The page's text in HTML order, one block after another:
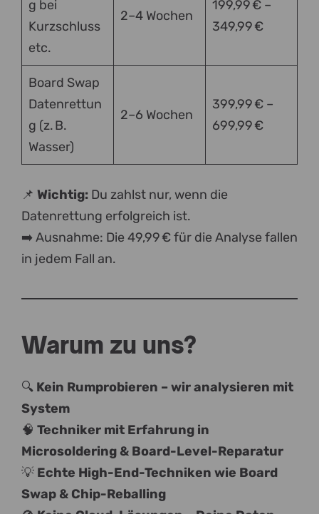
g bei
Kurzschluss
etc.
2–4 Wochen
199,99 € –
349,99 €
Board Swap
Datenrettun
g (z. B.
Wasser)
2–6 Wochen
399,99 € –
699,99 €
📌 Wichtig: Du zahlst nur, wenn die
Datenrettung erfolgreich ist.
➡️ Ausnahme: Die 49,99 € für die Analyse fallen
in jedem Fall an.
Warum zu uns?
🔍 Kein Rumprobieren – wir analysieren mit
System
🧠 Techniker mit Erfahrung in
Microsoldering & Board-Level-Reparatur
💡 Echte High-End-Techniken wie Board
Swap & Chip-Reballing